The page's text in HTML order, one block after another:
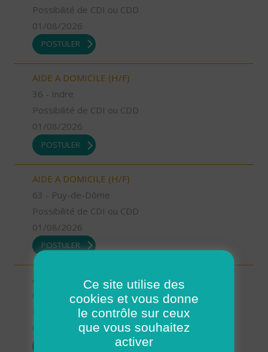
Possibilité de CDI ou CDD
01/08/2026
POSTULER
AIDE A DOMICILE (H/F)
36 - Indre
Possibilité de CDI ou CDD
01/08/2026
POSTULER
AIDE A DOMICILE (H/F)
63 - Puy-de-Dôme
Possibilité de CDI ou CDD
01/08/2026
POSTULER
AUXILIAIRE DE VIE SOCIALE (H/F)
63 - Puy-de-Dôme
Possibilité de CDI ou CDD
01/08/2026
Ce site utilise des
cookies et vous donne
le contrôle sur ceux
que vous souhaitez
activer